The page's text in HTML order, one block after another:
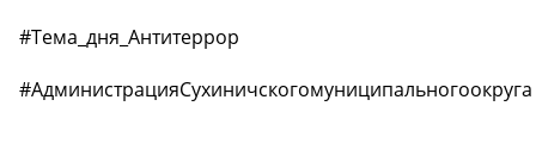
#Тема_дня_Антитеррор
#АдминистрацияСухиничскогомуниципальногоокруга